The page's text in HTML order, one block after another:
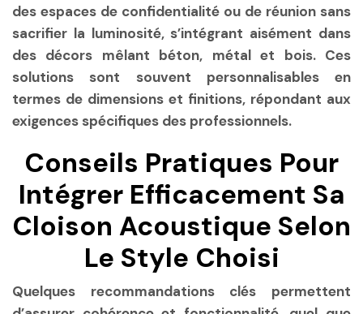
des espaces de confidentialité ou de réunion sans
sacrifier la luminosité, s’intégrant aisément dans
des décors mêlant béton, métal et bois. Ces
solutions sont souvent personnalisables en
termes de dimensions et finitions, répondant aux
exigences spécifiques des professionnels.
Conseils Pratiques Pour
Intégrer Efficacement Sa
Cloison Acoustique Selon
Le Style Choisi
Quelques recommandations clés permettent